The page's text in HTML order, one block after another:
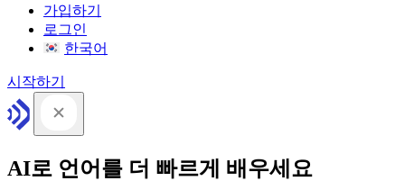
가입하기
로그인
한국어
시작하기
AI로 언어를 더 빠르게 배우세요